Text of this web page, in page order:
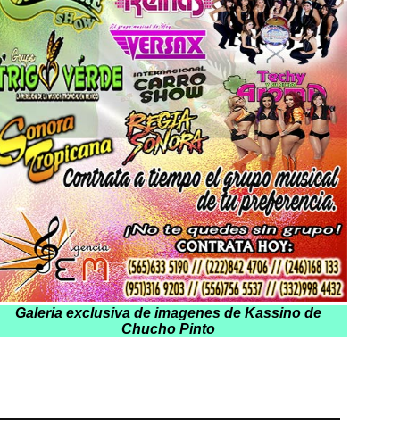
Galeria exclusiva de imagenes deKassino de
Chucho Pinto